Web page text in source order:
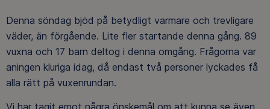
Denna söndag bjöd på betydligt varmare och trevligare
väder, än förgående. Lite fler startande denna gång. 89
vuxna och 17 barn deltog i denna omgång. Frågorna var
aningen kluriga idag, då endast två personer lyckades få
alla rätt på vuxenrundan.